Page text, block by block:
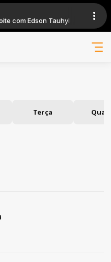
Edson Tauhyl
E NOITE-MANHA
Terça